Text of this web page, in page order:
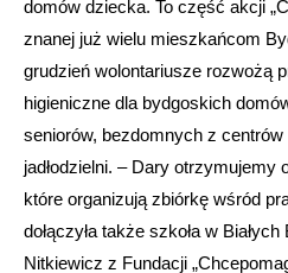
domów dziecka. To część akcji
znanej już wielu mieszkańcom
grudzień wolontariusze rozwożą
higieniczne dla bydgoskich
seniorów, bezdomnych z
jadłodzielni. – Dary otrzymujemy
które organizują zbiórkę wśród
dołączyła także szkoła w
Nitkiewicz z Fundacji